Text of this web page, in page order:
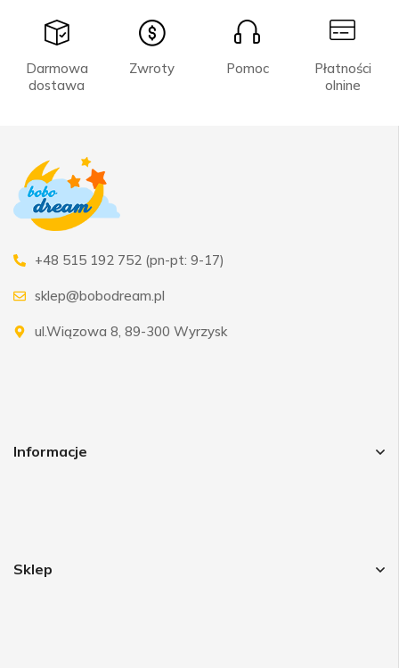
Darmowa
dostawa
Zwroty Pomoc
Płatności
olnine
+48 515 192 752 (pn-pt: 9-17)
sklep@bobodream.pl
ul.Wiązowa 8, 89-300 Wyrzysk
Informacje
Sklep